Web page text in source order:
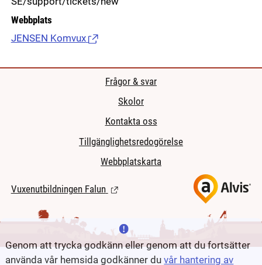
Webbplats
JENSEN Komvux (Länk till extern sida.)
Frågor & svar
Skolor
Kontakta oss
Tillgänglighetsredogörelse
Webbplatskarta
Vuxenutbildningen Falun (Länk till extern sida.)
Genom att trycka godkänn eller genom att du fortsätter
använda vår hemsida godkänner duvår hantering av